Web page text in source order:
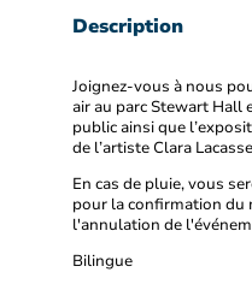
Description
Joignez-vous à nous
air au parc Stewart Hall
public ainsi que
de l’artiste Clara
En cas de pluie, vous
pour la confirmation du
l'annulation de
Bilingue